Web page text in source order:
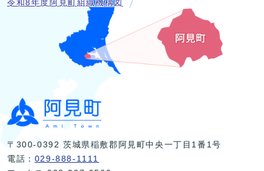
令和8年度阿見町組織機構図
〒300-0392 茨城県稲敷郡阿見町中央一丁目1番1号
電話： 029-888-1111